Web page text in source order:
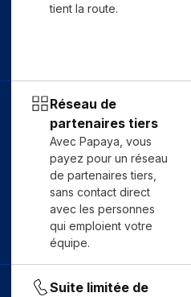
tient la route.
Réseau de
partenaires tiers
Avec Papaya, vous
payez pour un réseau
de partenaires tiers,
sans contact direct
avec les personnes
qui emploient votre
équipe.
Suite limitée de